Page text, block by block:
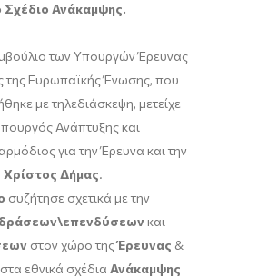
Σχέδιο Ανάκαμψης.
των Υπουργών Έρευνας
της Ευρωπαϊκής Ένωσης, που
με τηλεδιάσκεψη, μετείχε
Ανάπτυξης και
για την Έρευνα και την
Χρίστος Δήμας.
συζήτησε σχετικά με την
δράσεων\επενδύσεων και
στον χώρο τηςΈρευνας &
στα εθνικά σχέδια Ανάκαμψης